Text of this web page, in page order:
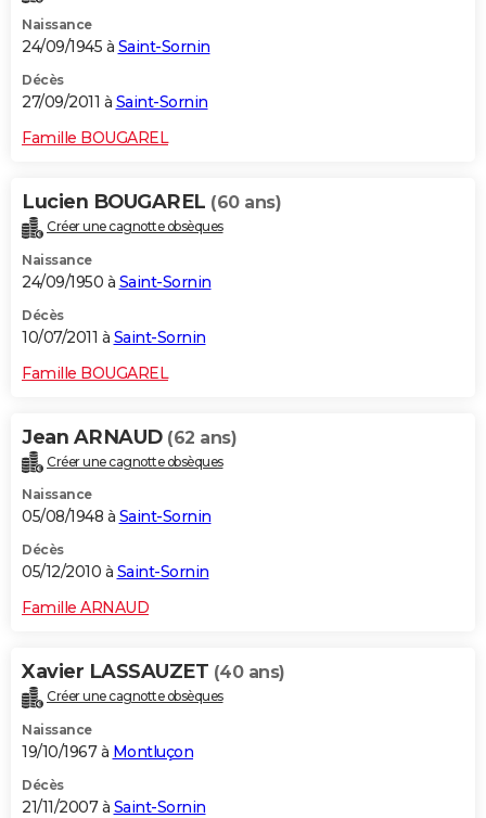
Naissance
24/09/1945 à Saint-Sornin
Décès
27/09/2011 à Saint-Sornin
Famille BOUGAREL
Lucien BOUGAREL (60 ans)
Créer une cagnotte obsèques
Naissance
24/09/1950 à Saint-Sornin
Décès
10/07/2011 à Saint-Sornin
Famille BOUGAREL
Jean ARNAUD (62 ans)
Créer une cagnotte obsèques
Naissance
05/08/1948 à Saint-Sornin
Décès
05/12/2010 à Saint-Sornin
Famille ARNAUD
Xavier LASSAUZET (40 ans)
Créer une cagnotte obsèques
Naissance
19/10/1967 à Montluçon
Décès
21/11/2007 à Saint-Sornin